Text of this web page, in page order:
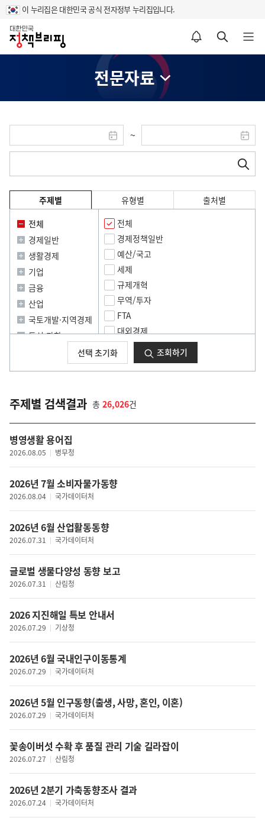
이 누리집은 대한민국 공식 전자정부 누리집입니다.
홈
알림설정 바로가기 검색 바로가기 메뉴 열기
전문자료
검
색
시
년
월
입
력
시
작
력
팝
업
이
미
지
~ 검
색
마
막
년
월
일
력
끝
날
짜
팝
폼
어
검
색
주제별 유형별
출처별
전체
경제일반
생활경제
기업
금융
산업
국토개발·지역경제
통신·과학
보건·위생
문화일반
문화콘텐츠
관광
체육
외교
안보
국제
경제일반
기업
금융
산업
국토개발·지역경제
통신·과학
사회일반
노동·고용
보건·위생
교육·입시
환경
문화일반
공연·예술
전체
경제정책일반
예산/국고
세제
규제개혁
무역/투자
FTA
대외경제
기타(경제일반)
소비생활
창업
물가
중소기업
대기업
농축수산
신재생에너지
주택/부동산
건설
물류/항만
지역경제
해양
과학정책일반
선택 초기화 조회하기
주제별 검색결과 총26,026건
병영생활 용어집
2026.08.05 병무청
2026년 7월 소비자물가동향
2026.08.04 국가데이터처
2026년 6월 산업활동동향
2026.07.31 국가데이터처
글로벌 생물다양성 동향 보고
2026.07.31 산림청
2026 지진해일 특보 안내서
2026.07.29 기상청
2026년 6월 국내인구이동통계
2026.07.29 국가데이터처
2026년 5월 인구동향(출생, 사망, 혼인, 이혼)
2026.07.29 국가데이터처
꽃송이버섯 수확 후 품질 관리 기술 길라잡이
2026.07.27 산림청
2026년 2분기 가축동향조사 결과
2026.07.24 국가데이터처